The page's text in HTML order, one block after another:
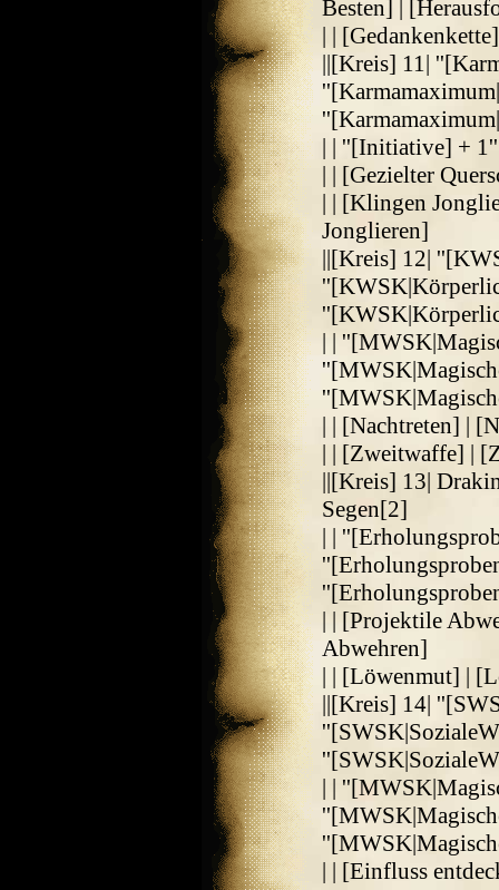
Besten] |
| |
||[Kreis] 11|
| | ''[Initiative] +
| | [Gezielter
| | [Klingen
Jonglieren]
||[Kreis] 12|
| |
| | [Nachtreten] |
| | [Zweitwaffe] |
||[Kreis] 13|
Segen[2]
| |
| | [Projektile
Abwehren]
| | [Löwenmut] |
||[Kreis] 14|
| |
| | [Einfluss